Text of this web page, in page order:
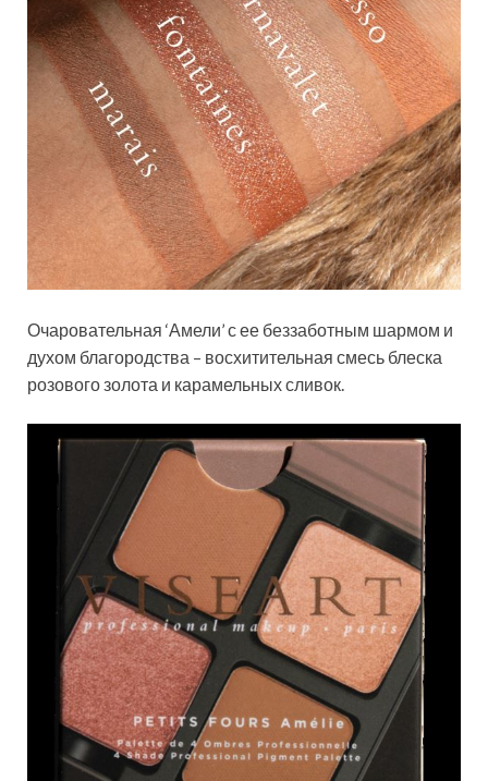
Очаровательная ‘Амели’ с ее беззаботным шармом и
духом благородства – восхитительная смесь блеска
розового золота и карамельных сливок.